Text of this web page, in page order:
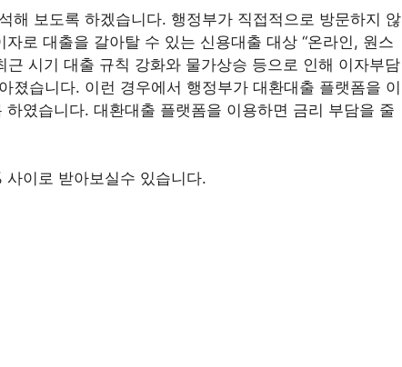
해 보도록 하겠습니다. 행정부가 직접적으로 방문하지 않
로 대출을 갈아탈 수 있는 신용대출 대상 “온라인, 원스
근 시기 대출 규칙 강화와 물가상승 등으로 인해 이자부담
졌습니다. 이런 경우에서 행정부가 대환대출 플랫폼을 이
였습니다. 대환대출 플랫폼을 이용하면 금리 부담을 줄
이로 받아보실수 있습니다.